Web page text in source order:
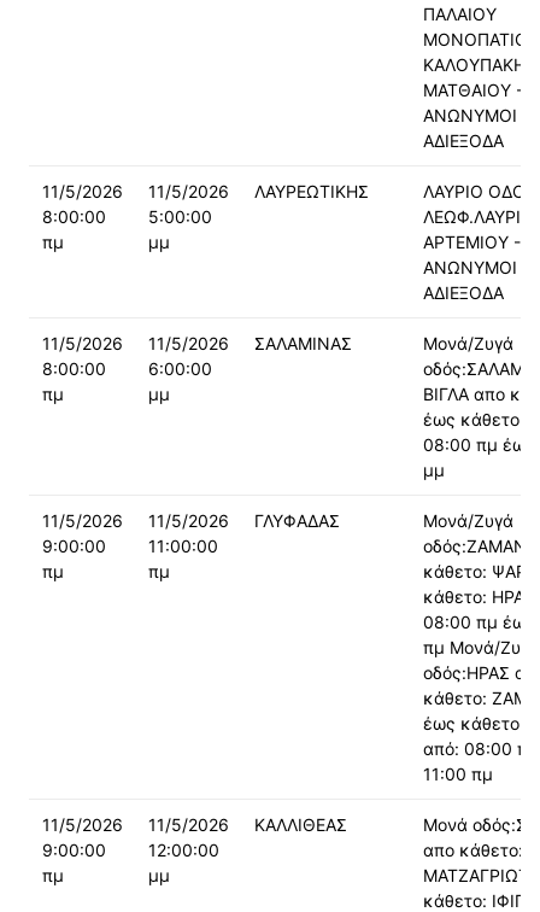
ΠΑΛΑΙΟΥ
ΚΑΛΟΥΠΑΚΗ
ΜΑΤΘΑΙΟΥ -
ΑΝΩΝΥΜΟΙ -
ΑΔΙΕΞΟΔΑ
11/5/2026
8:00:00
πμ
11/5/2026
5:00:00
μμ
ΛΑΥΡΕΩΤΙΚΗΣ
ΛΑΥΡΙΟ ΟΔΟΙ
ΑΡΤΕΜΙΟΥ -
ΑΝΩΝΥΜΟΙ -
ΑΔΙΕΞΟΔΑ
11/5/2026
8:00:00
πμ
11/5/2026
6:00:00
μμ
ΣΑΛΑΜΙΝΑΣ
Μονά/Ζυγά
ΒΙΓΛΑ απο
έως κάθετο:
08:00 πμ
μμ
11/5/2026
9:00:00
πμ
11/5/2026
11:00:00
πμ
ΓΛΥΦΑΔΑΣ
Μονά/Ζυγά
κάθετο:
κάθετο: ΗΡΑΣ
08:00 πμ
πμ Μονά/Ζυγά
οδός:ΗΡΑΣ
κάθετο:
έως κάθετο:
από: 08:00
11:00 πμ
11/5/2026
9:00:00
πμ
11/5/2026
12:00:00
μμ
ΚΑΛΛΙΘΕΑΣ
Μονά
απο κάθετο:
κάθετο: